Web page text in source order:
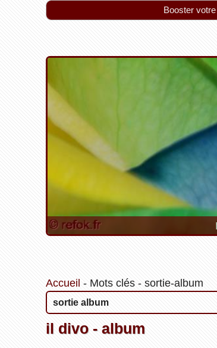
Booster
Accueil - Mots clés- sortie-album
sortie album
il divo - album